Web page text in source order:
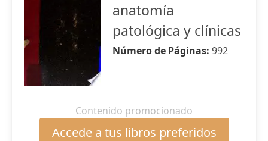
anatomía
patológica y clínicas
Número de Páginas: 992
Contenido promocionado
Accede a tus libros preferidos